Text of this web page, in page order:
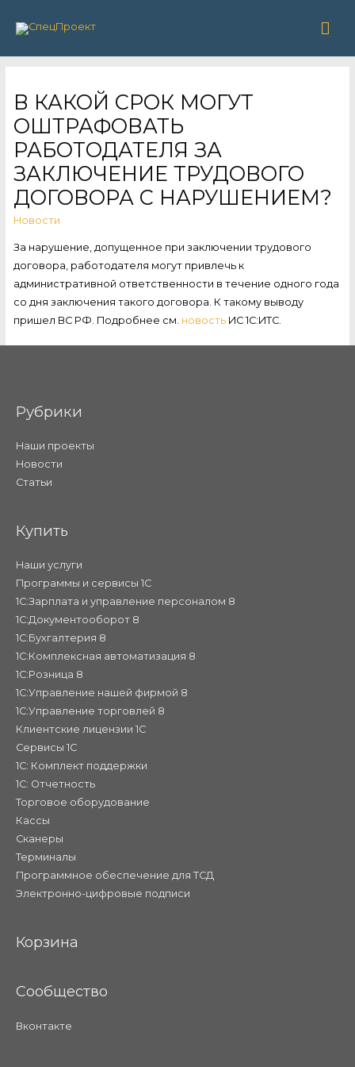
В КАКОЙ СРОК МОГУТ
ОШТРАФОВАТЬ
РАБОТОДАТЕЛЯ ЗА
ЗАКЛЮЧЕНИЕ ТРУДОВОГО
ДОГОВОРА С НАРУШЕНИЕМ?
Новости
За нарушение, допущенное при заключении трудового
договора, работодателя могут привлечь к
административной ответственности в течение одного года
со дня заключения такого договора. К такому выводу
пришел ВС РФ. Подробнее см. новостьИС 1С:ИТС.
Рубрики
Наши проекты
Новости
Статьи
Купить
Наши услуги
Программы и сервисы 1С
1С:Зарплата и управление персоналом 8
1С:Документооборот 8
1С:Бухгалтерия 8
1С:Комплексная автоматизация 8
1С:Розница 8
1С:Управление нашей фирмой 8
1С:Управление торговлей 8
Клиентские лицензии 1С
Сервисы 1С
1С: Комплект поддержки
1С: Отчетность
Торговое оборудование
Кассы
Сканеры
Терминалы
Программное обеспечение для ТСД
Электронно-цифровые подписи
Корзина
Сообщество
Вконтакте